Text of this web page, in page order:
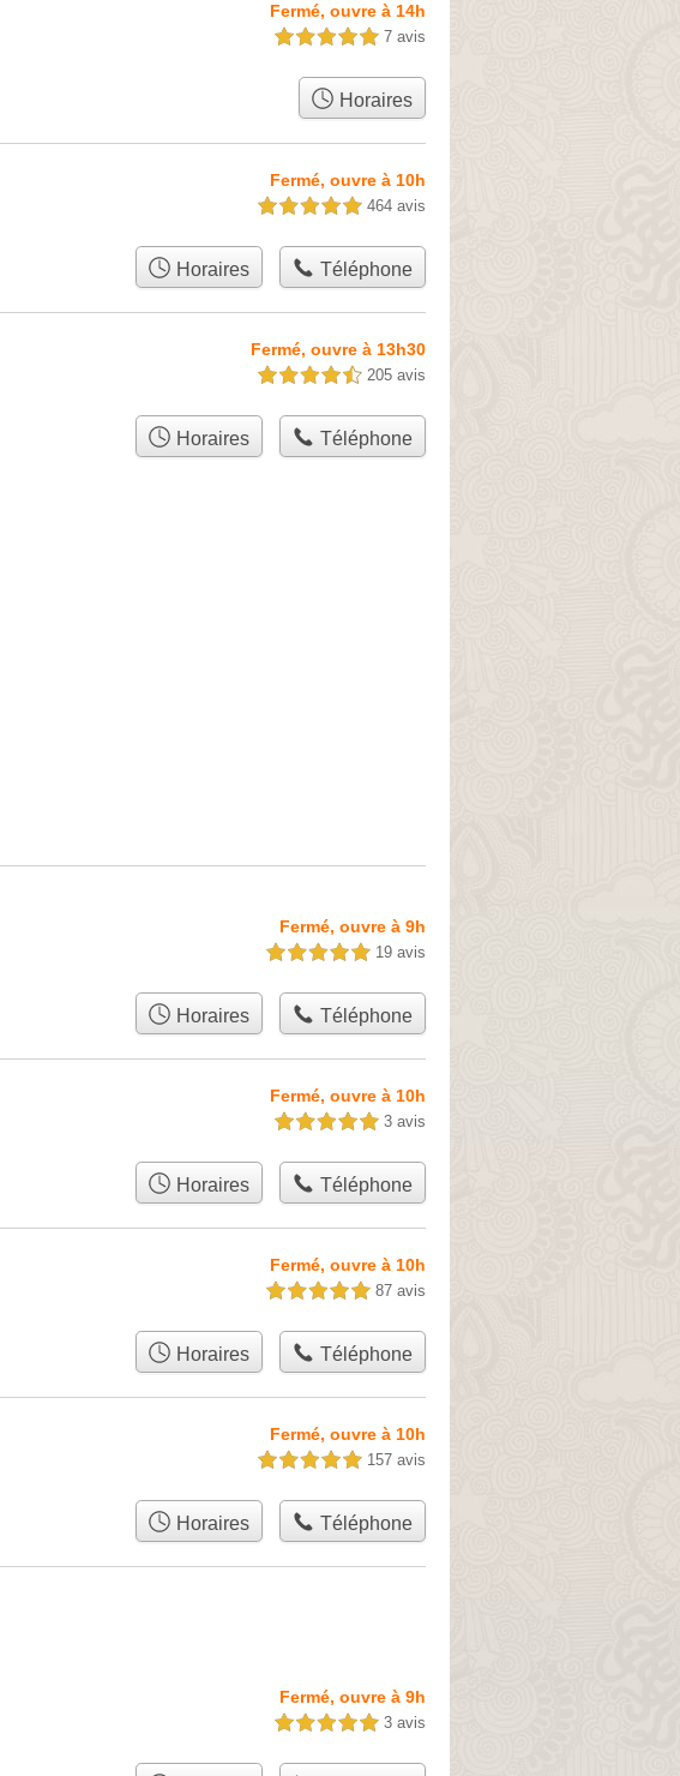
Fermé, ouvre à 14h
5,0 étoiles sur 5 7 avis
Horaires
Fermé, ouvre à 10h
5,0 étoiles sur 5 464 avis
Horaires Téléphone
Fermé, ouvre à 13h30
4,5 étoiles sur 5 205 avis
Horaires Téléphone
Fermé, ouvre à 9h
5,0 étoiles sur 5 19 avis
Horaires Téléphone
Fermé, ouvre à 10h
5,0 étoiles sur 5 3 avis
Horaires Téléphone
Fermé, ouvre à 10h
5,0 étoiles sur 5 87 avis
Horaires Téléphone
Fermé, ouvre à 10h
5,0 étoiles sur 5 157 avis
Horaires Téléphone
Fermé, ouvre à 9h
5,0 étoiles sur 5 3 avis